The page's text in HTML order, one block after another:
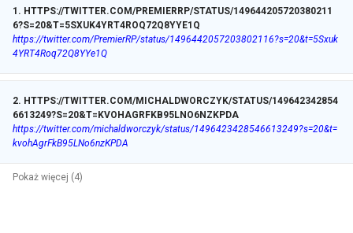
1 . HTTPS://TWITTER.COM/PREMIERRP/STATUS/149644205720380211
6?S=20&T=5SXUK4YRT4ROQ72Q8YYE1Q
https://twitter.com/PremierRP/status/1496442057203802116?s=20&t=5Sxuk
4YRT4Roq72Q8YYe1Q
2. HTTPS://TWITTER.COM/MICHALDWORCZYK/STATUS/149642342854
6613249?S=20&T=KVOHAGRFKB95LNO6NZKPDA
https://twitter.com/michaldworczyk/status/1496423428546613249?s=20&t=
kvohAgrFkB95LNo6nzKPDA
Pokaż więcej (4)